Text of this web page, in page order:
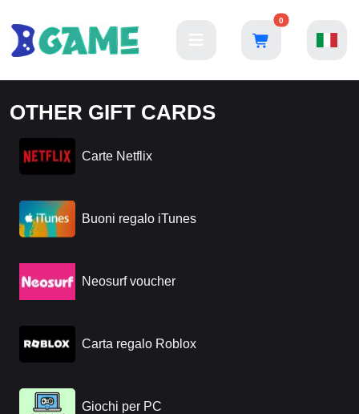
0
OTHER GIFT CARDS
Carte Netflix
Buoni regalo iTunes
Neosurf voucher
Carta regalo Roblox
Giochi per PC